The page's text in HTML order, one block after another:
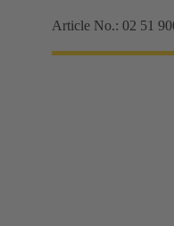
Article No.: 02 51